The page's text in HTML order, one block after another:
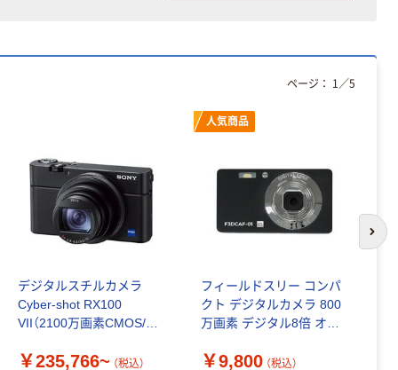
デジタルスチルカメラ
Cyber-shot RX100
VII（2100万画素CMOS/光
￥235,766~ （税込）
人気商品
フィールドスリー コンパ
クト デジタルカメラ 800
万画素 デジタル8倍 オー
F3DCAF-01 1台
￥9,800 （税込）
ページ： 1 ／5
次
本気プライス
ティッシュペー
スクル スマート
コンパクト ビ
ビッド PEFC認
￥328~ （税込）